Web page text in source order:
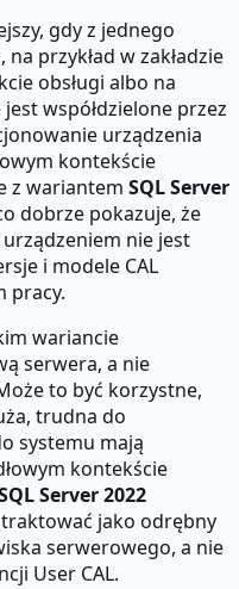
gdy z jednego
przykład w zakładzie
obsługi albo na
współdzielone przez
urządzenia
kontekście
z wariantem SQL Server
dobrze pokazuje, że
nie jest
i modele CAL
pracy.
wariancie
serwera, a nie
to być korzystne,
trudna do
systemu mają
kontekście
Server 2022
jako odrębny
serwerowego, a nie
User CAL.